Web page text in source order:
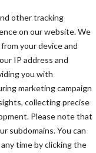
other tracking
on our website. We
your device and
IP address and
you with
marketing campaign
collecting precise
Please note that
subdomains. You can
time by clicking the
over te hellen in
Fendt
in het